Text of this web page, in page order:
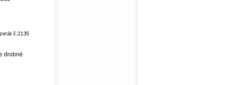
č.2135
drobné